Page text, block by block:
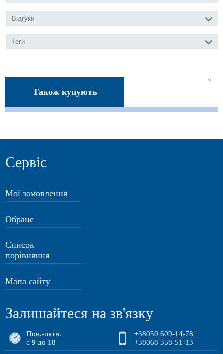
Відгуки
Теги
Також купують
Сервіс
Мої замовлення
Обране
Список
порівняння
Мапа сайту
Залишайтеся на зв'язку
Пон.-пятн.
с 9 до 18
+38050 609-14-78
+38068 358-51-13